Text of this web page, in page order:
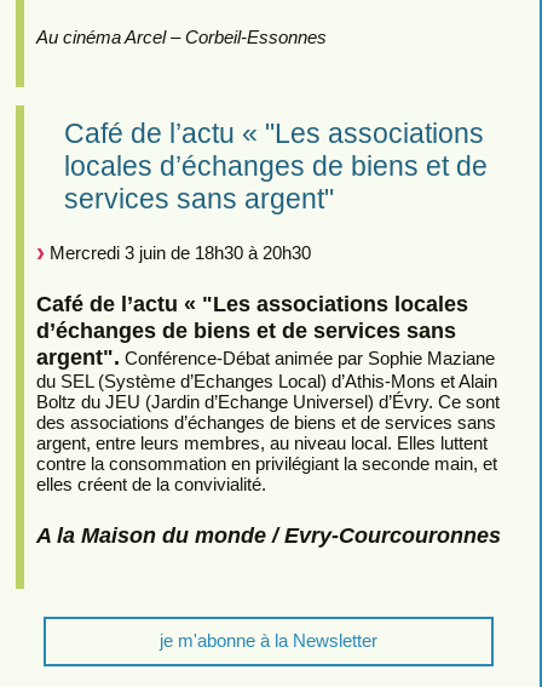
Au cinéma Arcel – Corbeil-Essonnes
Café de l’actu « "Les associations
locales d’échanges de biens et de
services sans argent"
Mercredi 3 juin de 18h30 à 20h30
Café de l’actu « "Les associations locales
d’échanges de biens et de services sans
argent". Conférence-Débat animée par Sophie Maziane
du SEL (Système d’Echanges Local) d’Athis-Mons et Alain
Boltz du JEU (Jardin d’Echange Universel) d’Évry. Ce sont
des associations d’échanges de biens et de services sans
argent, entre leurs membres, au niveau local. Elles luttent
contre la consommation en privilégiant la seconde main, et
elles créent de la convivialité.
A la Maison du monde / Evry-Courcouronnes
je m'abonne à la Newsletter